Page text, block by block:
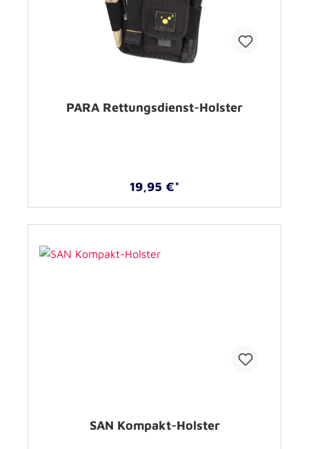
PARA Rettungsdienst-Holster
19,95 €*
SAN Kompakt-Holster